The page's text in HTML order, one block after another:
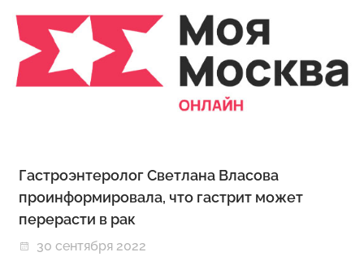
Гастроэнтеролог Светлана Власова
проинформировала, что гастрит может
перерасти в рак
30 сентября 2022